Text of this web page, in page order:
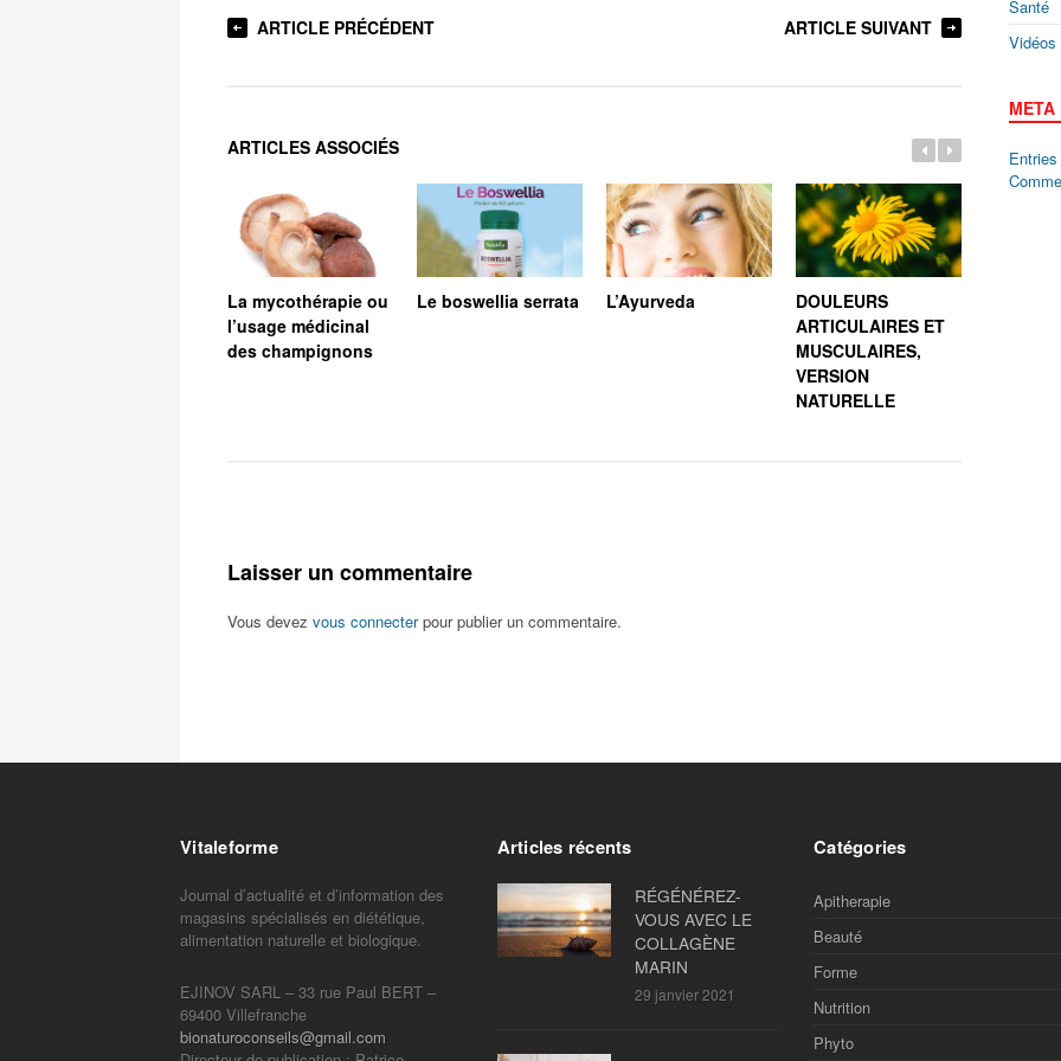
ARTICLE PRÉCÉDENT ARTICLE SUIVANT
ARTICLES ASSOCIÉS
La mycothérapie ou
l’usage médicinal
des champignons
Le boswellia serrata L’Ayurveda
DOULEURS
ARTICULAIRES ET
MUSCULAIRES,
VERSION
NATURELLE
Laisser un commentaire
Vous devez vous connecterpour publier un commentaire.
Santé
Vidéos
META
Entries
Vitaleforme
Journal d’actualité et d’information des
magasins spécialisés en diététique,
alimentation naturelle et biologique.
EJINOV SARL – 33 rue Paul BERT –
69400 Villefranche
bionaturoconseils@gmail.com
Articles récents
RÉGÉNÉREZ-
VOUS AVEC LE
COLLAGÈNE
MARIN
29 janvier 2021
Catégories
Apitherapie
Beauté
Forme
Nutrition
Phyto